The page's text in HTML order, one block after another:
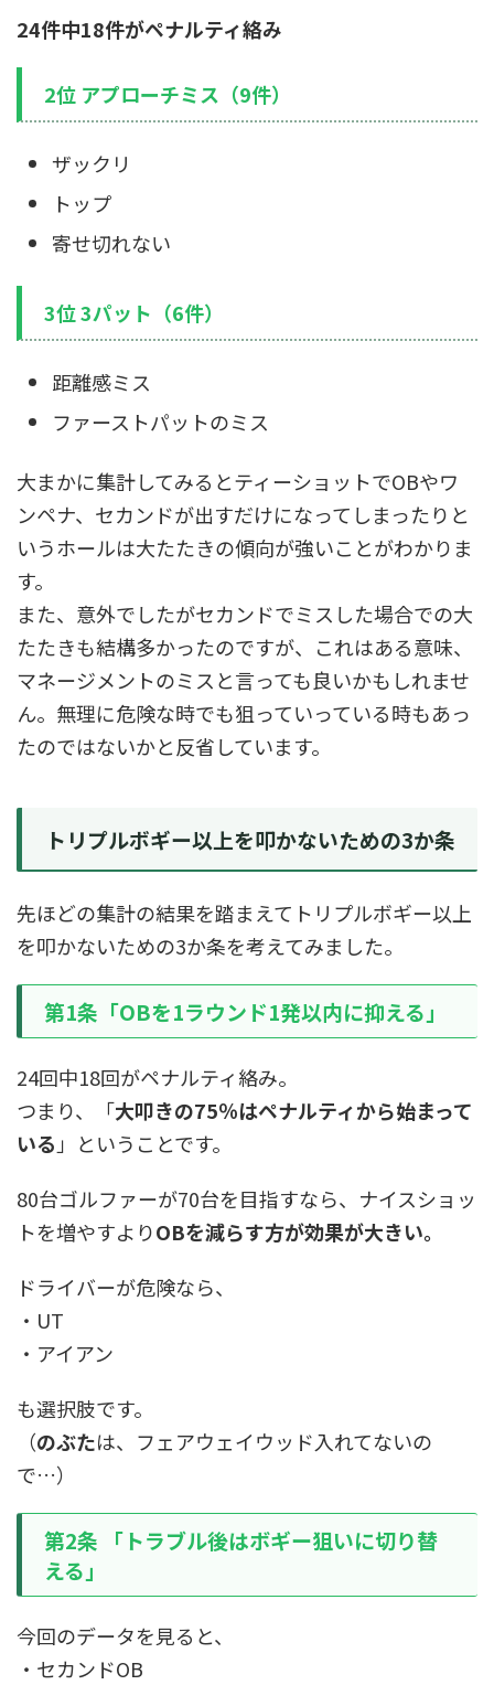
24件中18件がペナルティ絡み
2位 アプローチミス（9件）
ザックリ
トップ
寄せ切れない
3位 3パット（6件）
距離感ミス
ファーストパットのミス
大まかに集計してみるとティーショットでOBやワ
ンペナ、セカンドが出すだけになってしまったりと
いうホールは大たたきの傾向が強いことがわかりま
す。
また、意外でしたがセカンドでミスした場合での大
たたきも結構多かったのですが、これはある意味、
マネージメントのミスと言っても良いかもしれませ
ん。無理に危険な時でも狙っていっている時もあっ
たのではないかと反省しています。
トリプルボギー以上を叩かないための3か条
先ほどの集計の結果を踏まえてトリプルボギー以上
を叩かないための3か条を考えてみました。
第1条「OBを1ラウンド1発以内に抑える」
24回中18回がペナルティ絡み。
つまり、「大叩きの75％はペナルティから始まって
いる」ということです。
80台ゴルファーが70台を目指すなら、ナイスショッ
トを増やすよりOBを減らす方が効果が大きい。
ドライバーが危険なら、
・UT
・アイアン
も選択肢です。
（のぶたは、フェアウェイウッド入れてないの
で…）
第2条 「トラブル後はボギー狙いに切り替
える」
今回のデータを見ると、
・セカンドOB